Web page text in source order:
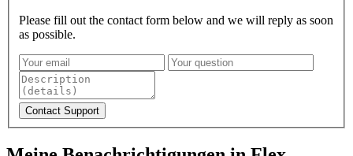
Please fill out the contact form below and we will reply as soon
as possible.